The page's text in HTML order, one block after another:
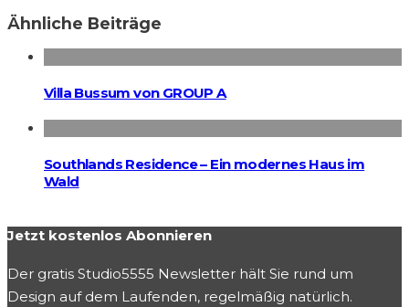
Ähnliche Beiträge
Villa Bussum von GROUP A
Southlands Residence – Ein modernes Haus im
Wald
Jetzt kostenlos Abonnieren
Der gratis Studio5555 Newsletter hält Sie rund um
Design auf dem Laufenden, regelmäßig natürlich.